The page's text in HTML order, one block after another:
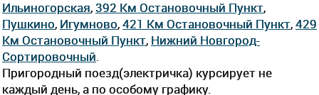
Ильиногорская,392 Км Остановочный Пункт,
Пушкино, Игумново,421 Км Остановочный Пункт,429
Км Остановочный Пункт, Нижний Новгород-
Сортировочный
Пригородный поезд(электричка) курсирует не
каждый день, а по особому графику.